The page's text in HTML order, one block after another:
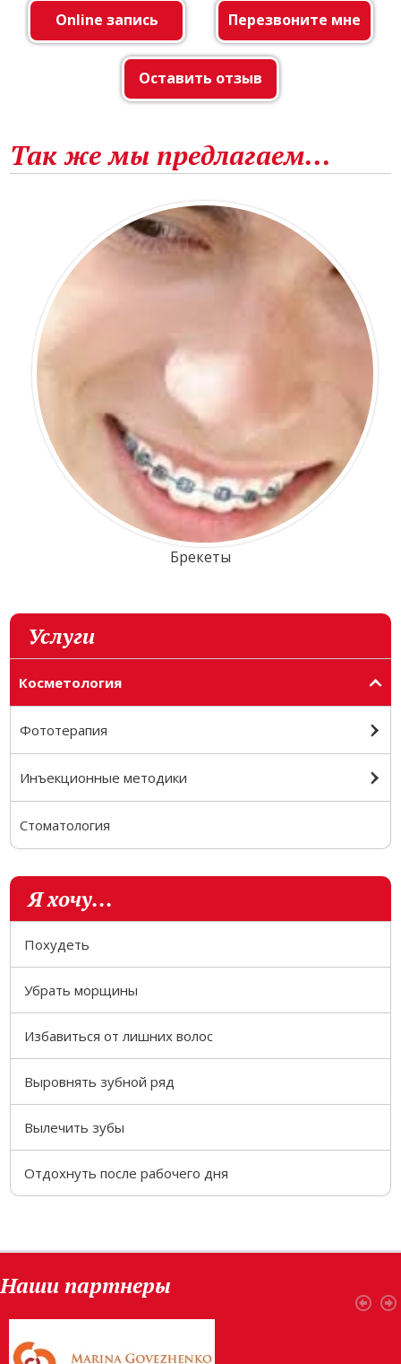
Online запись Перезвоните мне
Оставить отзыв
Так же мы предлагаем...
Брекеты
Услуги
Косметология
Фототерапия
Инъекционные методики
Стоматология
Я хочу...
Похудеть
Убрать морщины
Избавиться от лишних волос
Выровнять зубной ряд
Вылечить зубы
Отдохнуть после рабочего дня
Наши партнеры